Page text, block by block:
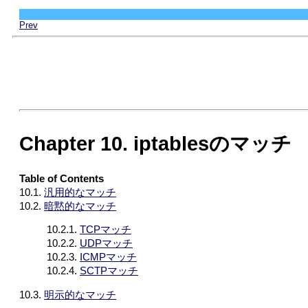
Prev
Chapter 10. iptablesのマッチ
Table of Contents
10.1. 汎用的なマッチ
10.2. 暗黙的なマッチ
10.2.1. TCPマッチ
10.2.2. UDPマッチ
10.2.3. ICMPマッチ
10.2.4. SCTPマッチ
10.3. 明示的なマッチ